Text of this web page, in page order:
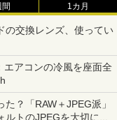
間 1カ月
の交換レンズ、使ってい
アコンの冷風を座面全
？「RAW＋JPEG派」
トのJPEGを大切にす